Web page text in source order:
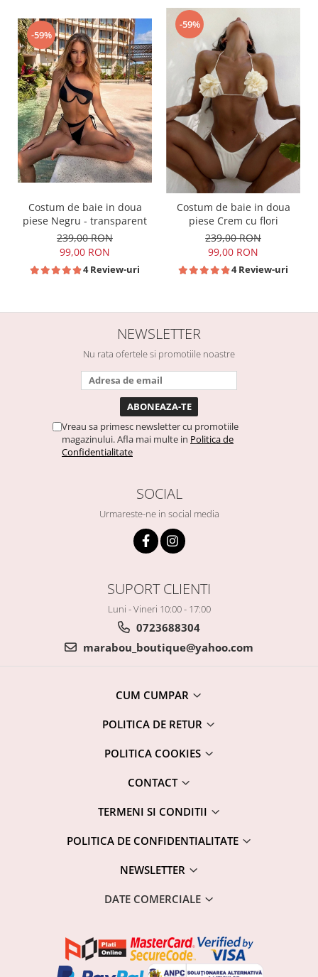
-59%
Costum de baie in doua
piese Negru - transparent
239,00 RON
99,00 RON
4 Review-uri
-59%
Costum de baie in doua
piese Crem cu flori
239,00 RON
99,00 RON
4 Review-uri
NEWSLETTER
Nu rata ofertele si promotiile noastre
Vreau sa primesc newsletter cu promotiile
magazinului. Afla mai multe in Politica de
Confidentialitate
SOCIAL
Urmareste-ne in social media
SUPORT CLIENTI
Luni - Vineri 10:00 - 17:00
0723688304
marabou_boutique@yahoo.com
CUM CUMPAR
POLITICA DE RETUR
POLITICA COOKIES
CONTACT
TERMENI SI CONDITII
POLITICA DE CONFIDENTIALITATE
NEWSLETTER
DATE COMERCIALE